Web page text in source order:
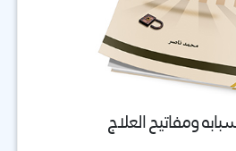
ومفاتيح العلاج